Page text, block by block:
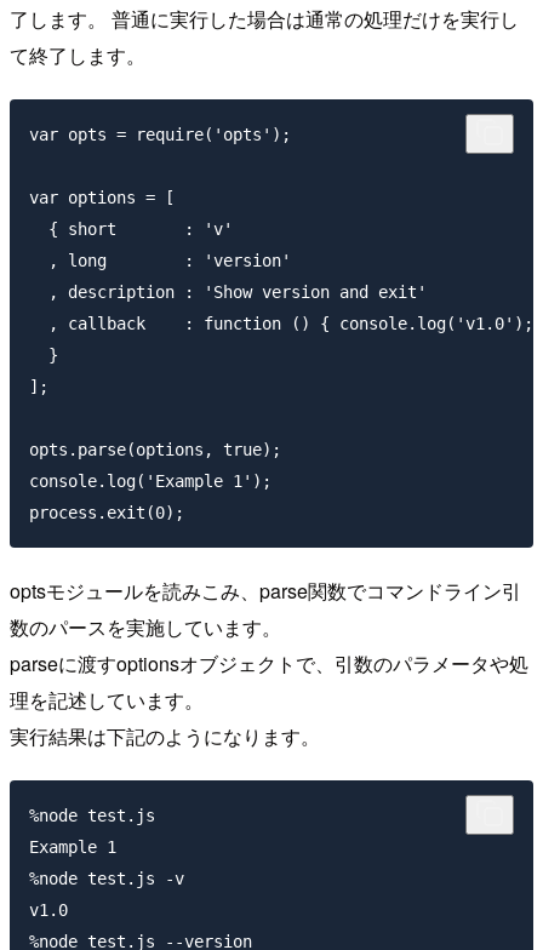
了します。 普通に実行した場合は通常の処理だけを実行し
て終了します。
var opts = require('opts');
var options = [
  { short       : 'v'
  , long        : 'version'
  , description : 'Show version and exit'
, callback    : function () { console.log('v1.0');
  }
];
opts.parse(options, true);
console.log('Example 1');
optsモジュールを読みこみ、parse関数でコマンドライン引
数のパースを実施しています。
parseに渡すoptionsオブジェクトで、引数のパラメータや処
理を記述しています。
実行結果は下記のようになります。
%node test.js
Example 1
%node test.js -v
v1.0
%node test.js --version